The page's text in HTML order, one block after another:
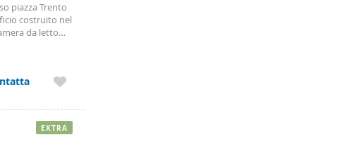
piazza Trento
costruito nel
da letto
EXTRA